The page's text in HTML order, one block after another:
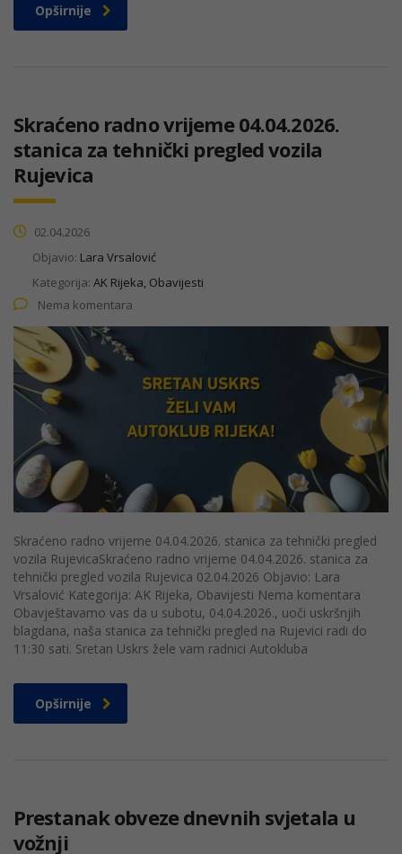
Opširnije
Skraćeno radno vrijeme 04.04.2026.
stanica za tehnički pregled vozila
Rujevica
02.04.2026
Objavio: Lara Vrsalović
Kategorija: AK Rijeka, Obavijesti
Nema komentara
Skraćeno radno vrijeme 04.04.2026. stanica za tehnički pregled
vozila RujevicaSkraćeno radno vrijeme 04.04.2026. stanica za
tehnički pregled vozila Rujevica 02.04.2026 Objavio: Lara
Vrsalović Kategorija: AK Rijeka, Obavijesti Nema komentara
Obavještavamo vas da u subotu, 04.04.2026., uoči uskršnjih
blagdana, naša stanica za tehnički pregled na Rujevici radi do
11:30 sati. Sretan Uskrs žele vam radnici Autokluba
Opširnije
Prestanak obveze dnevnih svjetala u
vožnji